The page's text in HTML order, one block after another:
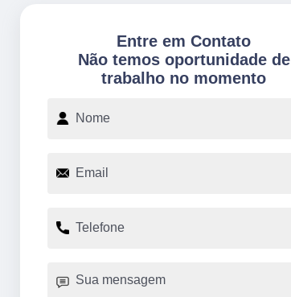
Entre em Contato
Não temos oportunidade de
trabalho no momento